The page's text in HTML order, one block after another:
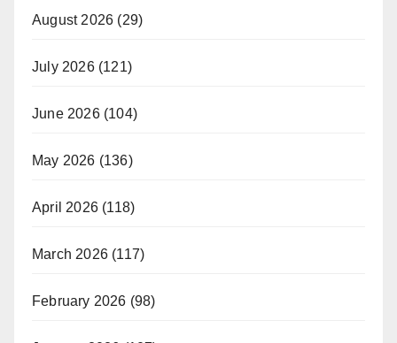
August 2026 (29)
July 2026(121)
June 2026(104)
May 2026 (136)
April 2026 (118)
March 2026 (117)
February 2026 (98)